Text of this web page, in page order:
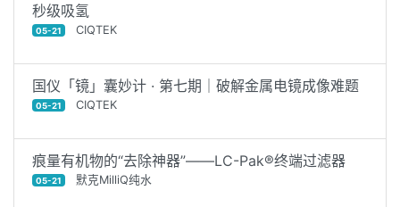
秒级吸氢
05-21 CIQTEK
国仪「镜」囊妙计 · 第七期｜破解金属电镜成像难题
05-21 CIQTEK
痕量有机物的“去除神器”——LC-Pak®终端过滤器
05-21 默克MilliQ纯水